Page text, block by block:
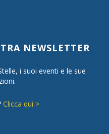
NEWSLETTER
i suoi eventi e le sue
Clicca qui >